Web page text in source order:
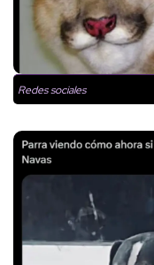
Redes sociales